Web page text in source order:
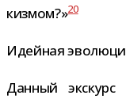
киз­мом?»20
Идейная
Данный